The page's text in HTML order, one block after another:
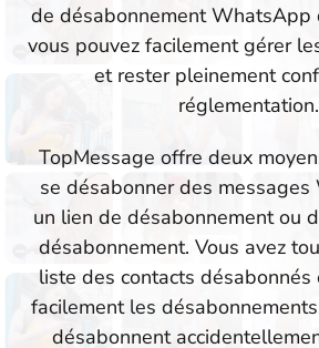
de désabonnement WhatsApp
vous pouvez facilement gérer
et rester pleinement
réglementation.
TopMessage offre deux
se désabonner des
un lien de désabonnement ou
désabonnement. Vous avez
liste des contacts
facilement les
désabonnent